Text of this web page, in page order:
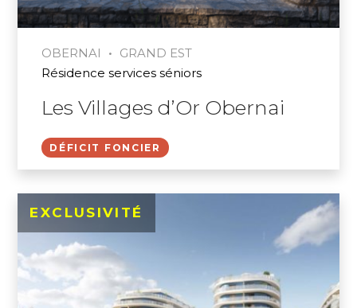
OBERNAI • GRAND EST
Résidence services séniors
Les Villages d’Or Obernai
DÉFICIT FONCIER
EXCLUSIVITÉ